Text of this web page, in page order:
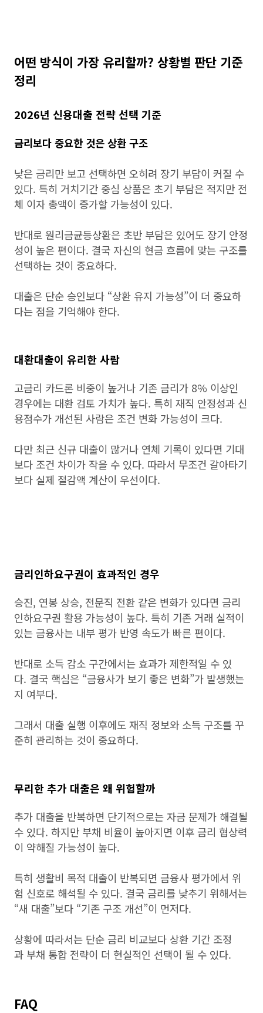
어떤 방식이 가장 유리할까? 상황별 판단 기준
정리
2026년 신용대출 전략 선택 기준
금리보다 중요한 것은 상환 구조
낮은 금리만 보고 선택하면 오히려 장기 부담이 커질 수
있다. 특히 거치기간 중심 상품은 초기 부담은 적지만 전
체 이자 총액이 증가할 가능성이 있다.
반대로 원리금균등상환은 초반 부담은 있어도 장기 안정
성이 높은 편이다. 결국 자신의 현금 흐름에 맞는 구조를
선택하는 것이 중요하다.
대출은 단순 승인보다 “상환 유지 가능성”이 더 중요하
다는 점을 기억해야 한다.
대환대출이 유리한 사람
고금리 카드론 비중이 높거나 기존 금리가 8% 이상인
경우에는 대환 검토 가치가 높다. 특히 재직 안정성과 신
용점수가 개선된 사람은 조건 변화 가능성이 크다.
다만 최근 신규 대출이 많거나 연체 기록이 있다면 기대
보다 조건 차이가 작을 수 있다. 따라서 무조건 갈아타기
보다 실제 절감액 계산이 우선이다.
금리인하요구권이 효과적인 경우
승진, 연봉 상승, 전문직 전환 같은 변화가 있다면 금리
인하요구권 활용 가능성이 높다. 특히 기존 거래 실적이
있는 금융사는 내부 평가 반영 속도가 빠른 편이다.
반대로 소득 감소 구간에서는 효과가 제한적일 수 있
다. 결국 핵심은 “금융사가 보기 좋은 변화”가 발생했는
지 여부다.
그래서 대출 실행 이후에도 재직 정보와 소득 구조를 꾸
준히 관리하는 것이 중요하다.
무리한 추가 대출은 왜 위험할까
추가 대출을 반복하면 단기적으로는 자금 문제가 해결될
수 있다. 하지만 부채 비율이 높아지면 이후 금리 협상력
이 약해질 가능성이 높다.
특히 생활비 목적 대출이 반복되면 금융사 평가에서 위
험 신호로 해석될 수 있다. 결국 금리를 낮추기 위해서는
“새 대출”보다 “기존 구조 개선”이 먼저다.
상황에 따라서는 단순 금리 비교보다 상환 기간 조정
과 부채 통합 전략이 더 현실적인 선택이 될 수 있다.
FAQ